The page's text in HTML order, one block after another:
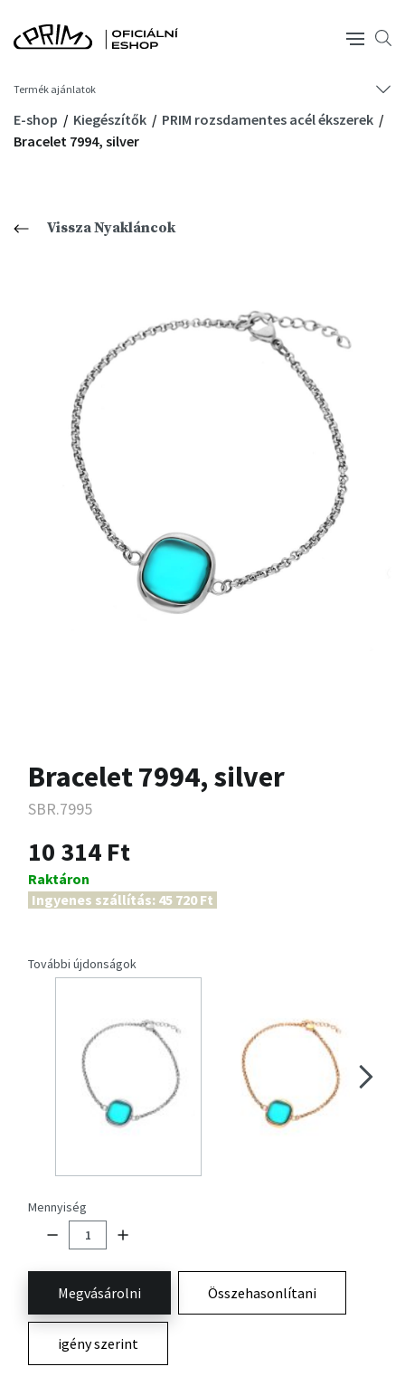
Termék ajánlatok
E-shop Kiegészítők
PRIM rozsdamentes acél ékszerek
Bracelet 7994, silver
Vissza Nyakláncok
Bracelet 7994, silver
SBR.7995
10 314 Ft
Raktáron
Ingyenes szállítás: 45 720 Ft
További újdonságok
Mennyiség
Megvásárolni Összehasonlítani
igény szerint